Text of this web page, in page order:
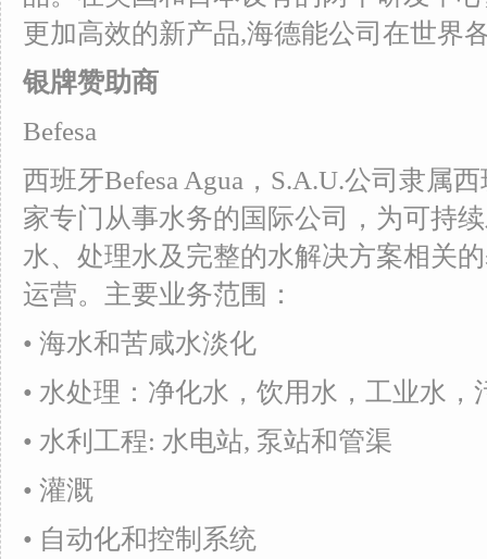
更加高效的新产品,海德能公司在世界
银牌赞助商
Befesa
西班牙Befesa Agua，S.A.U.公司隶属
家专门从事水务的国际公司，为可持
水、处理水及完整的水解决方案相关
运营。主要业务范围：
• 海水和苦咸水淡化
• 水处理：净化水，饮用水，工业水，
• 水利工程: 水电站, 泵站和管渠
• 灌溉
• 自动化和控制系统